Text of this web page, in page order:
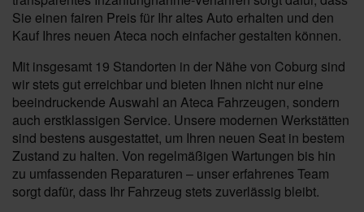
Sie einen fairen Preis für Ihr altes Auto erhalten und den
Kauf Ihres neuen Ateca noch einfacher gestalten können.
Mit insgesamt 19 Standorten in der Nähe von Coburg sind
wir stets gut erreichbar und bieten Ihnen nicht nur eine
beeindruckende Auswahl an Ateca Fahrzeugen, sondern
auch erstklassigen Service. Unsere modernen Werkstätten
sind bestens ausgestattet, um Ihren neuen Seat in bestem
Zustand zu halten. Von regelmäßigen Wartungen bis hin
zu umfassenden Reparaturen – unser erfahrenes Team
sorgt dafür, dass Ihr Fahrzeug stets zuverlässig bleibt.